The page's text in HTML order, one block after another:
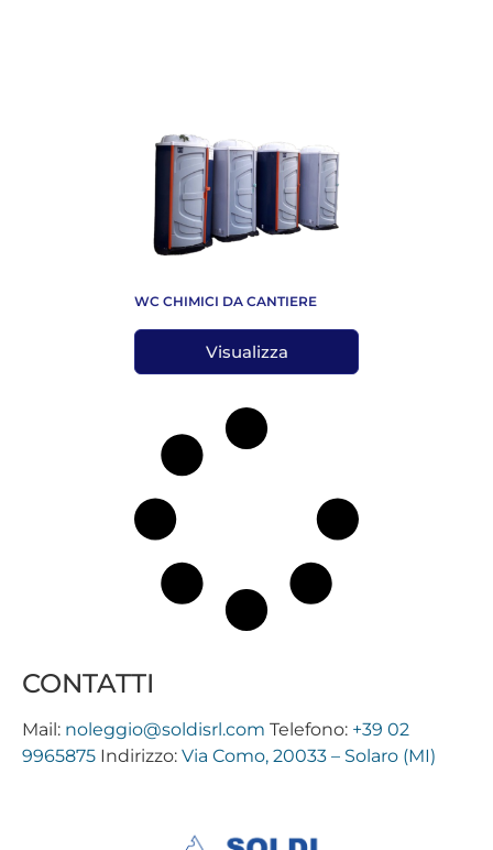
WC CHIMICI DA CANTIERE
Visualizza
CONTATTI
Mail: noleggio@soldisrl.com Telefono: +39 02
9965875 Indirizzo: Via Como, 20033 – Solaro (MI)